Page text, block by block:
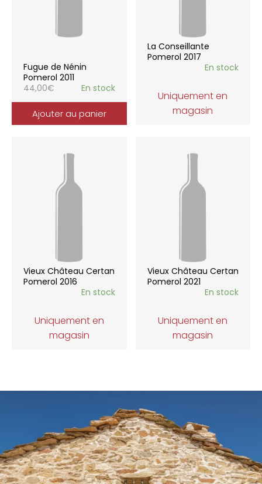
Fugue de Nénin
Pomerol 2011
44,00€ En stock
Ajouter au panier
La Conseillante
Pomerol 2017
En stock
Uniquement en
magasin
Vieux Château Certan
Pomerol 2016
En stock
Uniquement en
magasin
Vieux Château Certan
Pomerol 2021
En stock
Uniquement en
magasin